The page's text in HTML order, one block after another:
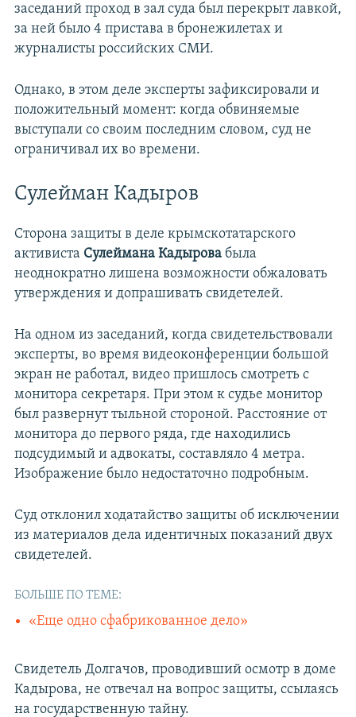
заседаний проход в зал суда был перекрыт лавкой,
за ней было 4 пристава в бронежилетах и
журналисты российских СМИ.
Однако, в этом деле эксперты зафиксировали и
положительный момент: когда обвиняемые
выступали со своим последним словом, суд не
ограничивал их во времени.
Сулейман Кадыров
Сторона защиты в деле крымскотатарского
активиста Сулеймана Кадырова была
неоднократно лишена возможности обжаловать
утверждения и допрашивать свидетелей.
На одном из заседаний, когда свидетельствовали
эксперты, во время видеоконференции большой
экран не работал, видео пришлось смотреть с
монитора секретаря. При этом к судье монитор
был развернут тыльной стороной. Расстояние от
монитора до первого ряда, где находились
подсудимый и адвокаты, составляло 4 метра.
Изображение было недостаточно подробным.
Суд отклонил ходатайство защиты об исключении
из материалов дела идентичных показаний двух
свидетелей.
БОЛЬШЕ ПО ТЕМЕ:
«Еще одно сфабрикованное дело»
Свидетель Долгачов, проводивший осмотр в доме
Кадырова, не отвечал на вопрос защиты, ссылаясь
на государственную тайну.